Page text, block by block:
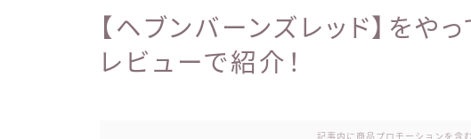
【ヘブンバーンズレッド】を
レビューで紹介！
記事内に商品プロモーションを含